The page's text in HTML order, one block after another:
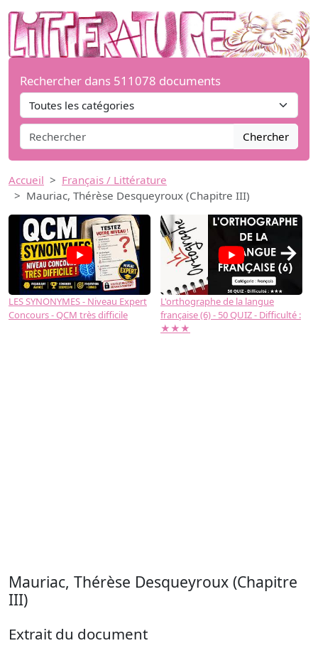
Rechercher dans 511078 documents
Chercher
Accueil
Français / Littérature
Mauriac, Thérèse Desqueyroux (Chapitre III)
LES SYNONYMES - Niveau Expert
Concours - QCM très difficile
L'orthographe de la langue
française (6) - 50 QUIZ - Difficulté :
★★★
→
Mauriac, Thérèse Desqueyroux (Chapitre
III)
Extrait du document